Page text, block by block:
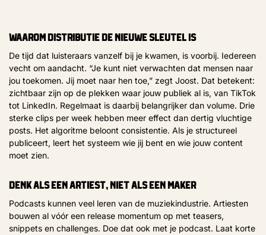
Waarom distributie de nieuwe sleutel is
De tijd dat luisteraars vanzelf bij je kwamen, is voorbij. Iedereen
vecht om aandacht. “Je kunt niet verwachten dat mensen naar
jou toekomen. Jij moet naar hen toe,” zegt Joost. Dat betekent:
zichtbaar zijn op de plekken waar jouw publiek al is, van TikTok
tot LinkedIn. Regelmaat is daarbij belangrijker dan volume. Drie
sterke clips per week hebben meer effect dan dertig vluchtige
posts. Het algoritme beloont consistentie. Als je structureel
publiceert, leert het systeem wie jij bent en wie jouw content
moet zien.
Denk als een artiest, niet als een maker
Podcasts kunnen veel leren van de muziekindustrie. Artiesten
bouwen al vóór een release momentum op met teasers,
snippets en challenges. Doe dat ook met je podcast. Laat korte